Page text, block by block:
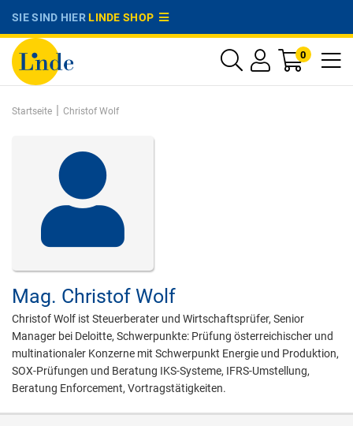
SIE SIND HIERLINDE SHOP
0
Startseite | Christof Wolf
Mag. Christof Wolf
Christof Wolf ist Steuerberater und Wirtschaftsprüfer, Senior
Manager bei Deloitte, Schwerpunkte: Prüfung österreichischer und
multinationaler Konzerne mit Schwerpunkt Energie und Produktion,
SOX-Prüfungen und Beratung IKS-Systeme, IFRS-Umstellung,
Beratung Enforcement, Vortragstätigkeiten.